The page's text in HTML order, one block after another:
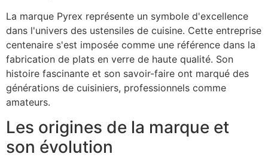
La marque Pyrex représente un symbole d'excellence
dans l'univers des ustensiles de cuisine. Cette entreprise
centenaire s'est imposée comme une référence dans la
fabrication de plats en verre de haute qualité. Son
histoire fascinante et son savoir-faire ont marqué des
générations de cuisiniers, professionnels comme
amateurs.
Les origines de la marque et
son évolution